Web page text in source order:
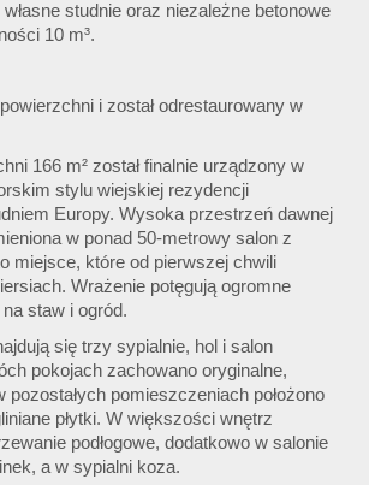
studnie oraz niezależne betonowe
10 m³.
i został odrestaurowany w
166 m² został finalnie urządzony w
stylu wiejskiej rezydencji
Europy. Wysoka przestrzeń dawnej
w ponad 50-metrowy salon z
miejsce, które od pierwszej chwili
Wrażenie potęgują ogromne
staw i ogród.
się trzy sypialnie, hol i salon
pokojach zachowano oryginalne,
pozostałych pomieszczeniach położono
płytki. W większości wnętrz
podłogowe, dodatkowo w salonie
a w sypialni koza.